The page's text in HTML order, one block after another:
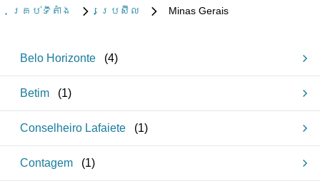
គ្រប់​ទីតាំង ប្រេស៊ីល Minas Gerais
Belo Horizonte (4)
Betim (1)
Conselheiro Lafaiete (1)
Contagem (1)